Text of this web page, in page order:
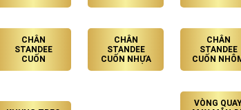
CHÂN
STANDEE
CUỐN
CHÂN
STANDEE
CUỐN NHỰA
CHÂN
STANDEE
CUỐN
VÒNG